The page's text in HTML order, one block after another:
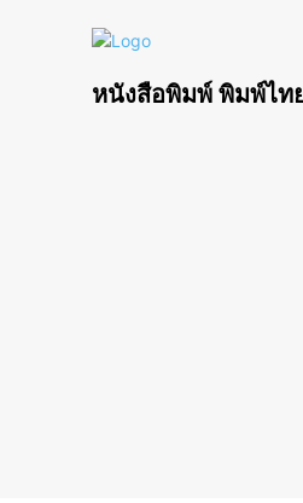
หนังสือพิมพ์ พิมพ์ไท